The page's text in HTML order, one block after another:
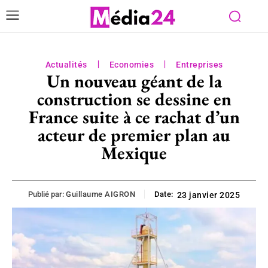
Actualités Economies Entreprises
Un nouveau géant de la
construction se dessine en
France suite à ce rachat d’un
acteur de premier plan au
Mexique
Publié par: Guillaume AIGRON Date: 23 janvier 2025